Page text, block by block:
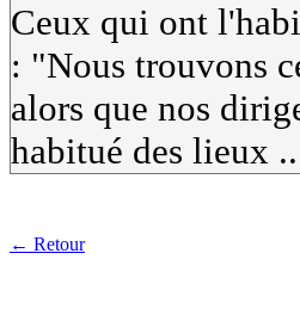
Ceux qui ont
: "Nous trouvons
alors que nos
habitué des lieux
← Retour